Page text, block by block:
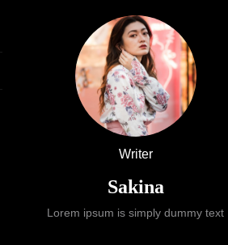
Writer
Sakina
Lorem ipsum is simply dummy text
INFRASTRUKTUR IT & TEKNOLOGI
Indonesia Resmi Bangun AI
Factory Terbesar se-Asia
Tenggara, Target Kapasitas 1